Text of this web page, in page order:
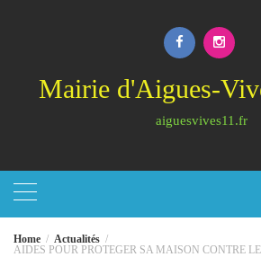
Mairie d'Aigues-
aiguesvives11.fr
Home
Actualités
AIDES POUR PROTEGER SA MAISON CONTRE